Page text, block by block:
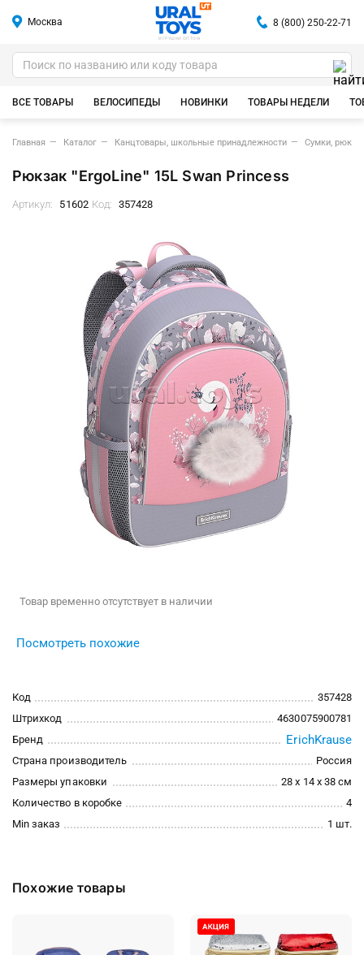
Москва
ИГРУШКИ ОПТОМ
8 (800) 250-22-71
ВСЕ ТОВАРЫ ВЕЛОСИПЕДЫ НОВИНКИ ТОВАРЫ НЕДЕЛИ
Главная Каталог Канцтовары, школьные принадлежности Сумки,
Рюкзак "ErgoLine" 15L Swan Princess
Артикул: 51602 Код: 357428
Товар временно отсутствует в наличии
Посмотреть похожие
Код
357428
Штрихкод
4630075900781
Бренд
ErichKrause
Страна производитель
Россия
Размеры упаковки
28 x 14 x 38 см
Количество в коробке
4
Min заказ
1 шт.
Похожие товары